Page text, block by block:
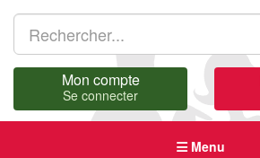
Mon compte
Se connecter
Menu